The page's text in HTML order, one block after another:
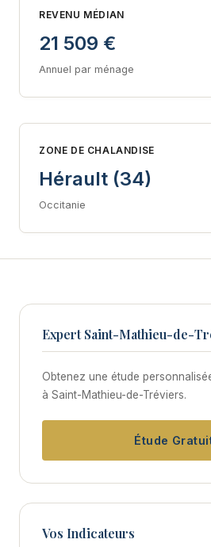
REVENU MÉDIAN
21 509 €
Annuel par ménage
ZONE DE CHALANDISE
Hérault (34)
Occitanie
Expert Saint-Mathieu-de-
Obtenez une étude
à Saint-Mathieu-de-Tréviers.
Étude
Vos Indicateurs